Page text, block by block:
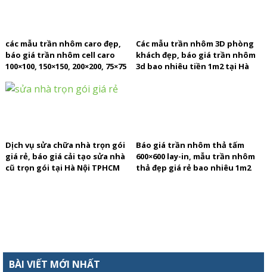
các mẫu trần nhôm caro đẹp,
báo giá trần nhôm cell caro
100×100, 150×150, 200×200, 75×75
Các mẫu trần nhôm 3D phòng
khách đẹp, báo giá trần nhôm
3d bao nhiêu tiền 1m2 tại Hà
Dịch vụ sửa chữa nhà trọn gói
giá rẻ, báo giá cải tạo sửa nhà
cũ trọn gói tại Hà Nội TPHCM
Báo giá trần nhôm thả tấm
600×600 lay-in, mẫu trần nhôm
thả đẹp giá rẻ bao nhiêu 1m2
BÀI VIẾT MỚI NHẤT